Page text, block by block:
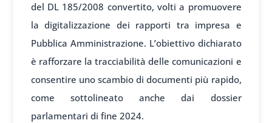
del DL 185/2008 convertito, volti a promuovere
la digitalizzazione dei rapporti tra impresa e
Pubblica Amministrazione. L’obiettivo dichiarato
è rafforzare la tracciabilità delle comunicazioni e
consentire uno scambio di documenti più rapido,
come sottolineato anche dai dossier
parlamentari di fine 2024.